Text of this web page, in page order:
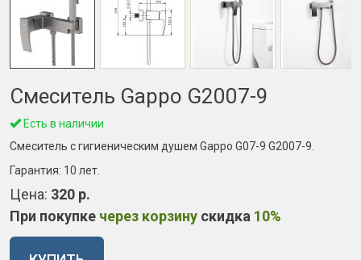
Смеситель Gappo G2007-9
Есть в наличии
Смеситель с гигиеническим душем Gappo G07-9 G2007-9.
Гарантия: 10 лет
Цена: 320 р.
При покупке через корзину скидка 10%